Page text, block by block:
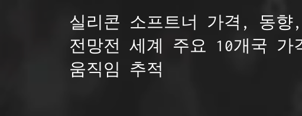
실리콘 소프트너 가격, 동
전망전 세계 주요 10개국
움직임 추적